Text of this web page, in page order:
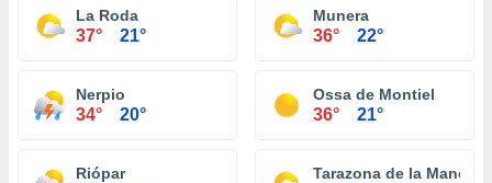
La Roda
37° 21°
Munera
36° 22°
Nerpio
34° 20°
Ossa de Montiel
36° 21°
Riópar Tarazona de la Mancha